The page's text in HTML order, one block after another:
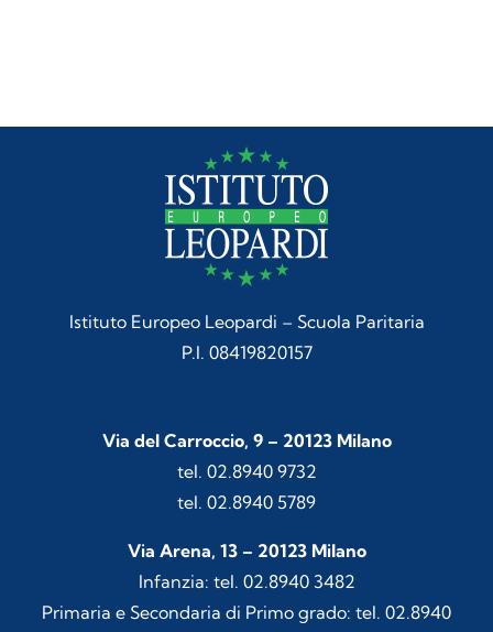
Istituto Europeo Leopardi – Scuola Paritaria
P.I. 08419820157
Via del Carroccio, 9 – 20123 Milano
tel. 02.8940 9732
tel. 02.8940 5789
Via Arena, 13 – 20123 Milano
Infanzia: tel. 02.8940 3482
Primaria e Secondaria di Primo grado: tel. 02.8940